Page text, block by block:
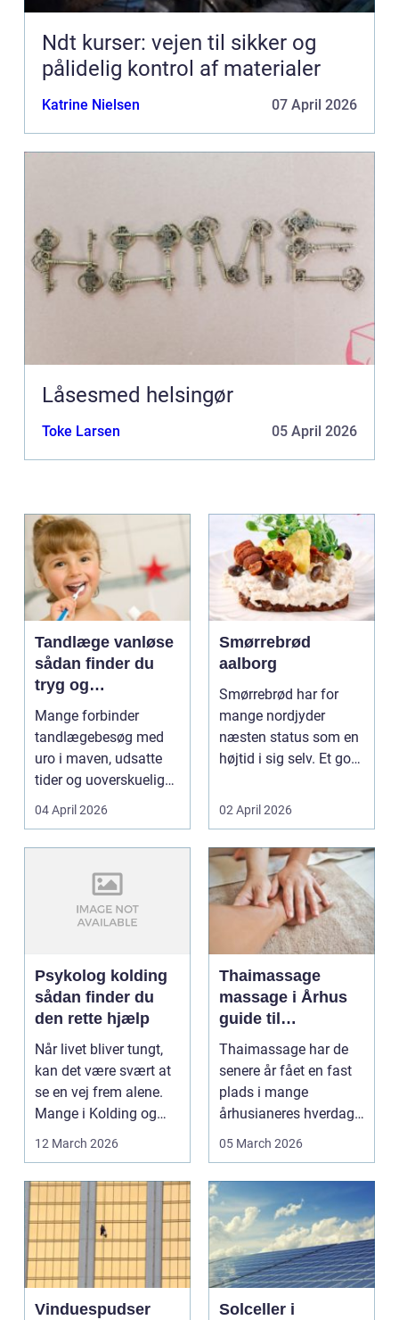
Ndt kurser: vejen til sikker og
pålidelig kontrol af materialer
Katrine Nielsen 07 April 2026
Låsesmed helsingør
Toke Larsen 05 April 2026
Tandlæge vanløse
sådan finder du
tryg og
professionel
tandpleje
Mange forbinder
tandlægebesøg med
uro i maven, udsatte
tider og uoverskuelige
priser. Samtidig ved
04 April 2026
Smørrebrød
aalborg
Smørrebrød har for
mange nordjyder
næsten status som en
højtid i sig selv. Et godt
02 April 2026
Psykolog kolding
sådan finder du
den rette hjælp
Når livet bliver tungt,
kan det være svært at
se en vej frem alene.
Mange i Kolding og
omegn søger p...
12 March 2026
Thaimassage
massage i Århus
guide til
afslapning,
smidighed og
bedre velvære
Thaimassage har de
senere år fået en fast
plads i mange
århusianeres hverdag.
Flere bruger den både
05 March 2026
Vinduespudser
Solceller i